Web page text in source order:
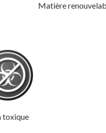
Matière
toxique